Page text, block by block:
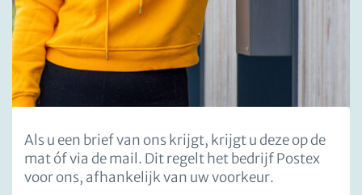
Als u een brief van ons krijgt, krijgt u deze op de
mat óf via de mail. Dit regelt het bedrijf Postex
voor ons, afhankelijk van uw voorkeur.